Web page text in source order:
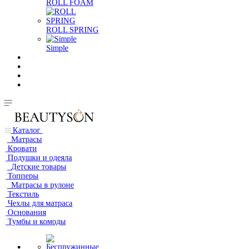
ROLL FOAM
ROLL SPRING
Simple
Каталог
Матрасы
Кровати
Подушки и одеяла
Детские товары
Топперы
Матрасы в рулоне
Текстиль
Чехлы для матраса
Основания
Тумбы и комоды